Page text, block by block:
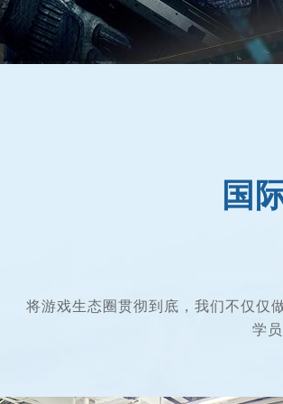
国
将游戏生态圈贯彻到底，我们不仅仅
学